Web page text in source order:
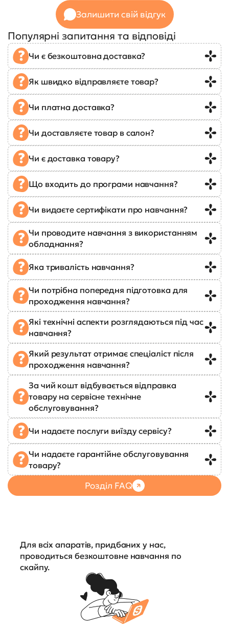
Залишити свій відгук
Популярні запитання та відповіді
Чи є безкоштовна доставка?
Як швидко відправляєте товар?
Чи платна доставка?
Чи доставляєте товар в салон?
Чи є доставка товару?
Що входить до програми навчання?
Чи видаєте сертифікати про навчання?
Чи проводите навчання з використанням
обладнання?
Яка тривалість навчання?
Чи потрібна попередня підготовка для
проходження навчання?
Які технічні аспекти розглядаються під час
навчання?
Який результат отримає спеціаліст після
проходження навчання?
За чий кошт відбувається відправка
товару на сервісне технічне
обслуговування?
Чи надаєте послуги виїзду сервісу?
Чи надаєте гарантійне обслуговування
товару?
Розділ FAQ
Для всіх апаратів, придбаних у нас,
проводиться безкоштовне навчання по
скайпу.